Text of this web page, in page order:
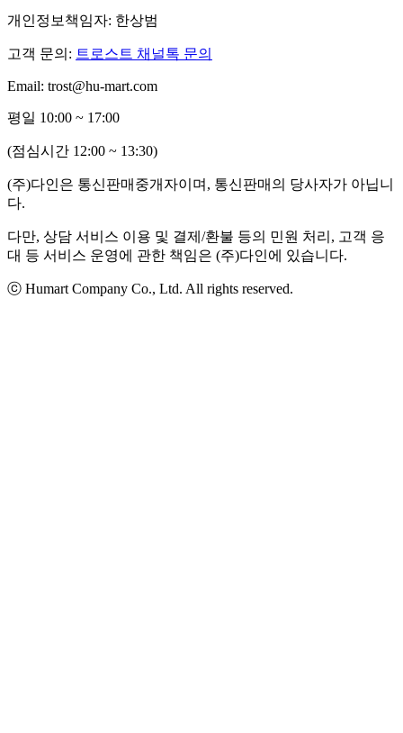
개인정보책임자: 한상범
고객 문의: 트로스트 채널톡 문의
Email: trost@hu-mart.com
평일 10:00 ~ 17:00
(점심시간 12:00 ~ 13:30)
(주)다인은 통신판매중개자이며, 통신판매의 당사자가 아닙니
다.
다만, 상담 서비스 이용 및 결제/환불 등의 민원 처리, 고객 응
대 등 서비스 운영에 관한 책임은 (주)다인에 있습니다.
ⓒ Humart Company Co., Ltd. All rights reserved.